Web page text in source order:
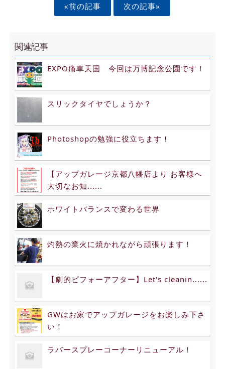
«前の記事 次の記事»
関連記事
EXPO痛車天国 今回は万博記念公園です！
スリックタイヤでしょうか？
Photoshopの勉強に役立ちます！
【アップガレージ京都八幡店より お客様へ
大切なお知......
ホワイトバランスで変わる世界
灼熱の業火に焼かれながら頑張ります！
【劇的ビフォーアフター】Let's cleanin......
GWはお家でアップガレージをお楽しみ下さ
い！
ラバースプレーコーナーリニューアル！